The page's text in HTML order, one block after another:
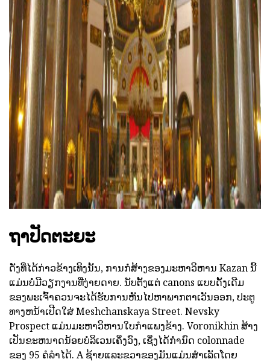
ad
ຖາປັດຕະຍະ
ດັ່ງທີ່ໄດ້ກ່າວຂ້າງເທິງນັ້ນ, ການກໍ່ສ້າງຂອງມະຫາວິຫານ Kazan ນີ້
ແມ່ນບໍ່ມີວຽກງານທີ່ງ່າຍດາຍ. ນັບຕັ້ງແຕ່ canons ແບບດັ້ງເດີມ
ຂອງພະເຈົ້າຄວນຈະໄດ້ຮັບການຫັນໄປຫາພາກຕາເວັນອອກ, ປະຕູ
ທາງຫນ້າເປີດໃສ່ Meshchanskaya Street. Nevsky
Prospect ແມ່ນມະຫາວິຫານໃບກໍາແພງຂ້າງ. Voronikhin ສ້າງ
ເປັນຂະຫນາດນ້ອຍບໍລິເວນເຄິ່ງວົງ, ເຊິ່ງໄດ້ກໍານົດ colonnade
ຂອງ 95 ຄໍລໍາໄດ້. A ຊ້າຍແລະຂວາຂອງມັນແມ່ນສໍາເລັດໂດຍ